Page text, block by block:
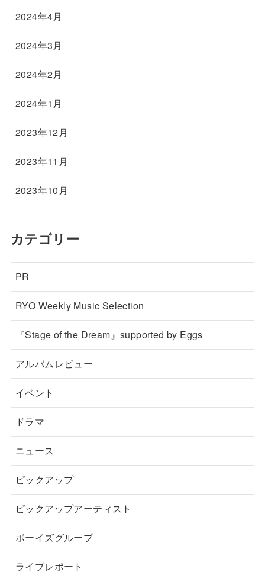
2024年4月
2024年3月
2024年2月
2024年1月
2023年12月
2023年11月
2023年10月
カテゴリー
PR
RYO Weekly Music Selection
『Stage of the Dream』supported by Eggs
アルバムレビュー
イベント
ドラマ
ニュース
ピックアップ
ピックアップアーティスト
ボーイズグループ
ライブレポート